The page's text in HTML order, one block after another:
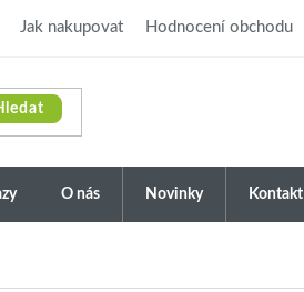
Jak nakupovat Hodnocení obchodu
O nás Novinky Kontakt